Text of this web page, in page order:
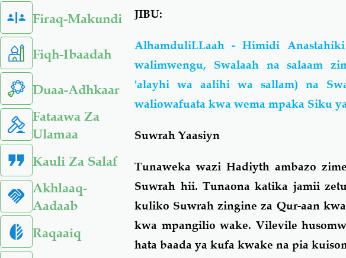
Firaq-Makundi
Fiqh-Ibaadah
Duaa-Adhkaar
Fataawa Za
Ulamaa
Kauli Za Salaf
Akhlaaq-
Aadaab
Raqaaiq
JIBU:
AlhamduliLLaah - Himidi
walimwengu, Swalaah na salaam
'alayhi wa aalihi wa sallam) na
waliowafuata kwa wema mpaka Siku
Suwrah Yaasiyn
Tunaweka wazi Hadiyth ambazo
Suwrah hii. Tunaona katika jamii
kuliko Suwrah zingine za Qur-aan
kwa mpangilio wake. Vilevile
hata baada ya kufa kwake na pia